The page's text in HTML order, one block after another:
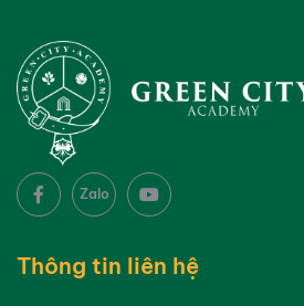
Zalo
Thông tin liên hệ